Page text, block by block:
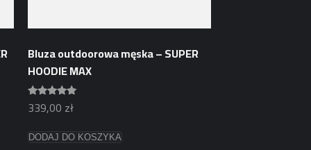
Bluza outdoorowa męska – SUPER
HOODIE MAX
Oceniono
5.00
339,00 zł
Ten
DODAJ DO KOSZYKA